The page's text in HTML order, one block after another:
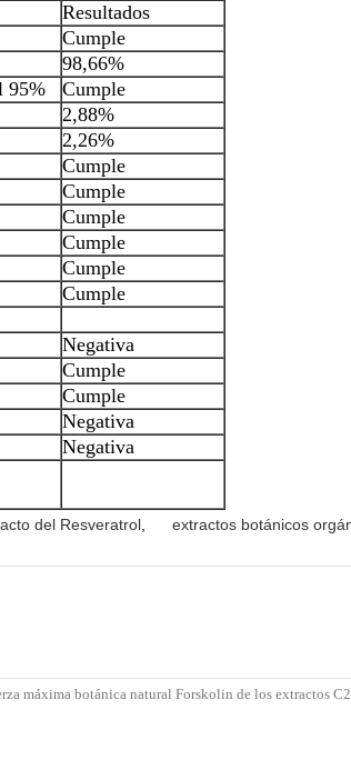
Resultados
Cumple
98,66%
95%
Cumple
2,88%
2,26%
Cumple
Cumple
Cumple
Cumple
Cumple
Cumple
Negativa
Cumple
Cumple
Negativa
Negativa
del Resveratrol extractos botánicos